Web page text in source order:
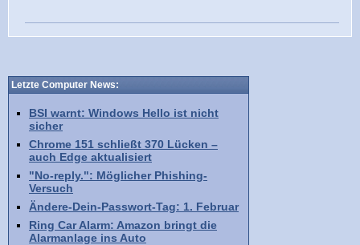
Letzte Computer News:
BSI warnt: Windows Hello ist nicht
sicher
Chrome 151 schließt 370 Lücken –
auch Edge aktualisiert
"No-reply.": Möglicher Phishing-
Versuch
Ändere-Dein-Passwort-Tag: 1. Februar
Ring Car Alarm: Amazon bringt die
Alarmanlage ins Auto